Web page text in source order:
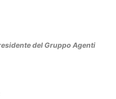
del Gruppo Agenti